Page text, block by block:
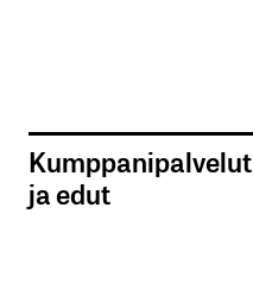
Kumppanipalvelut
ja edut